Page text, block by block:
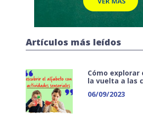
Artículos más leídos
Cómo
la vuelta a las
06/09/2023